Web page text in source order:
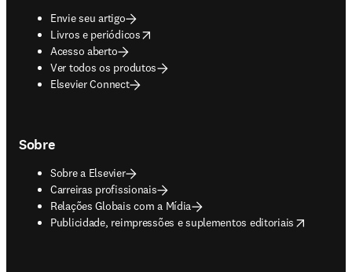
Envie seu artigo
Livros e periódicos
opens in new tab/window
Acesso aberto
Ver todos os produtos
Elsevier Connect
Sobre
Sobre a Elsevier
Carreiras profissionais
Relações Globais com a Mídia
Publicidade, reimpressões e suplementos editoriais
opens in new tab/window